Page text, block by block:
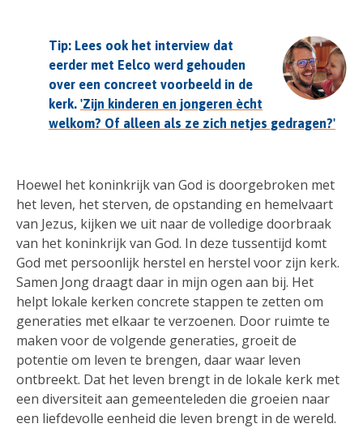
Tip: Lees ook het interview dat
eerder met Eelco werd gehouden
over een concreet voorbeeld in de
kerk. 'Zijn kinderen en jongeren ècht
welkom? Of alleen als ze zich netjes gedragen?'
Hoewel het koninkrijk van God is doorgebroken met
het leven, het sterven, de opstanding en hemelvaart
van Jezus, kijken we uit naar de volledige doorbraak
van het koninkrijk van God. In deze tussentijd komt
God met persoonlijk herstel en herstel voor zijn kerk.
Samen Jong draagt daar in mijn ogen aan bij. Het
helpt lokale kerken concrete stappen te zetten om
generaties met elkaar te verzoenen. Door ruimte te
maken voor de volgende generaties, groeit de
potentie om leven te brengen, daar waar leven
ontbreekt. Dat het leven brengt in de lokale kerk met
een diversiteit aan gemeenteleden die groeien naar
een liefdevolle eenheid die leven brengt in de wereld.